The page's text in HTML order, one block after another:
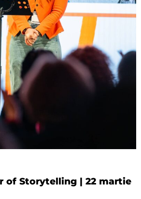
of Storytelling | 22 martie